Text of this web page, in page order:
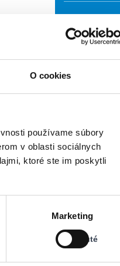
O cookies
používame súbory
v oblasti sociálnych
ktoré ste im poskytli
Marketing
Vypnuté
Stav:
Vypnuté
°
PON
Doškoľovacie a